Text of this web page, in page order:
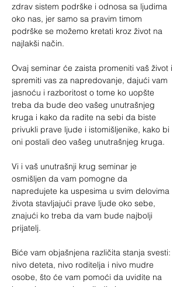
zdrav sistem podrške i odnosa sa ljudima
oko nas, jer samo sa pravim timom
podrške se možemo kretati kroz život na
najlakši način.
Ovaj seminar će zaista promeniti vaš život i
spremiti vas za napredovanje, dajući vam
jasnoću i razboritost o tome ko uopšte
treba da bude deo vašeg unutrašnjeg
kruga i kako da radite na sebi da biste
privukli prave ljude i istomišljenike, kako bi
oni postali deo vašeg unutrašnjeg kruga.
Vi i vaš unutrašnji krug seminar je
osmišljen da vam pomogne da
napredujete ka uspesima u svim delovima
života stavljajući prave ljude oko sebe,
znajući ko treba da vam bude najbolji
prijatelj.
Biće vam objašnjena različita stanja svesti:
nivo deteta, nivo roditelja i nivo mudre
osobe, što će vam pomoći da uvidite na